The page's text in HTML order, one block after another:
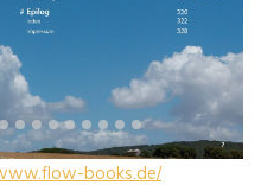
books.de/